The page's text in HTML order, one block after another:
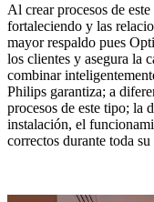
Al crear procesos de
fortaleciendo y las
mayor respaldo pues
los clientes y asegura la
combinar
Philips garantiza; a
procesos de este tipo; la
instalación, el
correctos durante toda